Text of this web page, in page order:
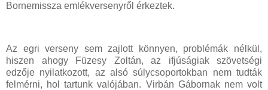
Bornemissza emlékversenyről érkeztek.
Az egri verseny sem zajlott könnyen, problémák nélkül,
hiszen ahogy Füzesy Zoltán, az ifjúságiak szövetségi
edzője nyilatkozott, az alsó súlycsoportokban nem tudták
felmérni, hol tartunk valójában. Virbán Gábornak nem volt